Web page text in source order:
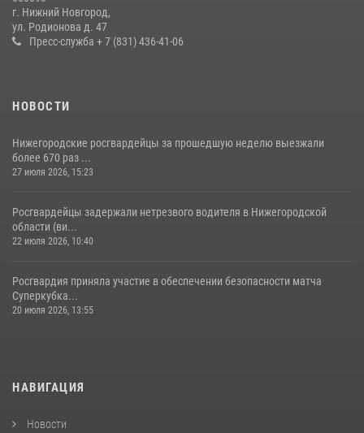
более 600 раз по сигналу «тревога»
20 июля 2026, 12:26
г. Нижний Новгород,
ул. Родионова д. 47
Пресс-служба + 7 (831) 436-41-06
НОВОСТИ
Нижегородские росгвардейцы за прошедшую неделю выезжали
более 670 раз ...
27 июля 2026, 15:23
Росгвардейцы задержали нетрезвого водителя в Нижегородской
области (ви...
22 июля 2026, 10:40
Росгвардия приняла участие в обеспечении безопасности матча
Суперкубка...
20 июля 2026, 13:55
НАВИГАЦИЯ
Новости